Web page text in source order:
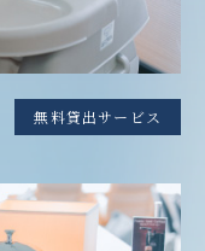
無料貸出サービス